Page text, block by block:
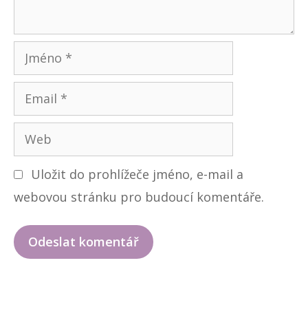
ř
m
n
m
i
l
W
e
b
Uložit do prohlížeče jméno, e-mail a
webovou stránku pro budoucí komentáře.